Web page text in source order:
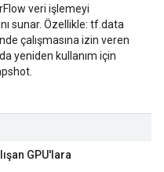
veri işlemeyi
sunar. Özellikle: tf.data
çalışmasına izin veren
yeniden kullanım için
GPU'lara